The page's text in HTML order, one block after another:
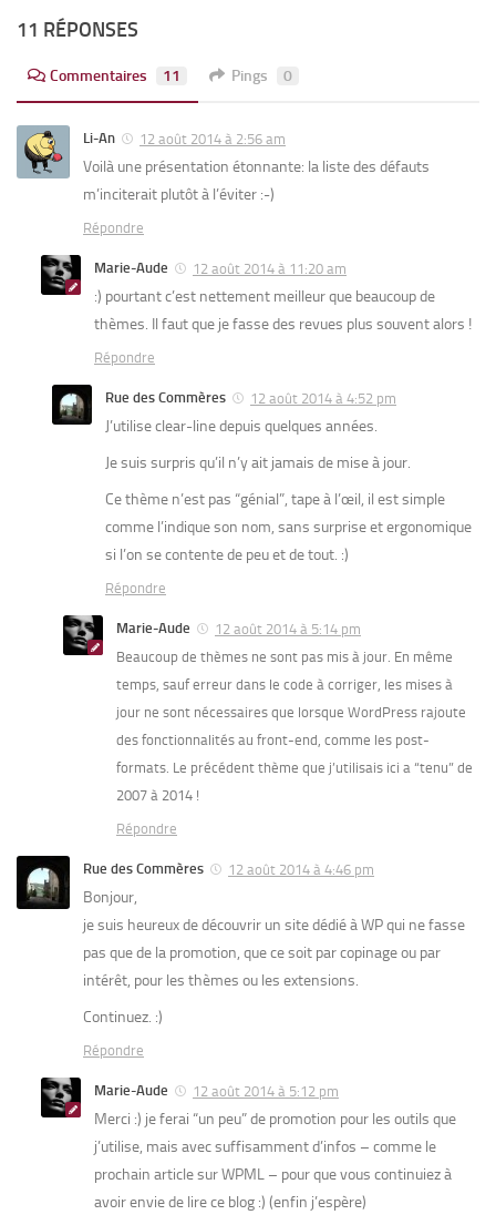
11 RÉPONSES
Commentaires 11 Pings 0
Li-An 12 août 2014 à 2:56 am
Voilà une présentation étonnante: la liste des défauts
m’inciterait plutôt à l’éviter :-)
Répondre
Marie-Aude 12 août 2014 à 11:20 am
:) pourtant c’est nettement meilleur que beaucoup de
thèmes. Il faut que je fasse des revues plus souvent alors !
Répondre
Rue des Commères 12 août 2014 à 4:52 pm
J’utilise clear-line depuis quelques années.
Je suis surpris qu’il n’y ait jamais de mise à jour.
Ce thème n’est pas “génial”, tape à l’œil, il est simple
comme l’indique son nom, sans surprise et ergonomique
si l’on se contente de peu et de tout. :)
Répondre
Marie-Aude
12 août 2014 à 5:14 pm
Beaucoup de thèmes ne sont pas mis à jour. En même
temps, sauf erreur dans le code à corriger, les mises à
jour ne sont nécessaires que lorsque WordPress rajoute
des fonctionnalités au front-end, comme les post-
formats. Le précédent thème que j’utilisais ici a “tenu” de
2007 à 2014 !
Répondre
Rue des Commères 12 août 2014 à 4:46 pm
Bonjour,
je suis heureux de découvrir un site dédié à WP qui ne fasse
pas que de la promotion, que ce soit par copinage ou par
intérêt, pour les thèmes ou les extensions.
Continuez. :)
Répondre
Marie-Aude 12 août 2014 à 5:12 pm
Merci :) je ferai “un peu” de promotion pour les outils que
j’utilise, mais avec suffisamment d’infos – comme le
prochain article sur WPML – pour que vous continuiez à
avoir envie de lire ce blog :) (enfin j’espère)